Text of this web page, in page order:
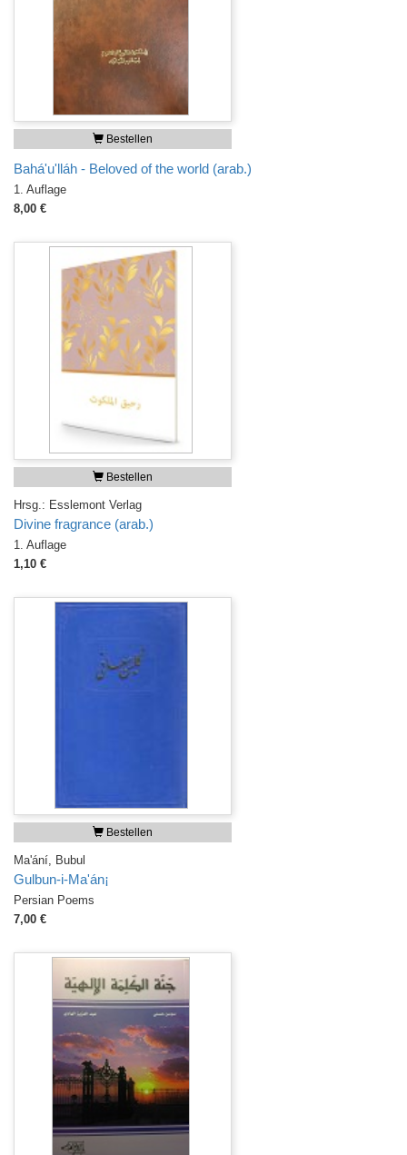
Bestellen
Bahá'u'lláh - Beloved of the world (arab.)
1. Auflage
8,00 €
Bestellen
Hrsg.: Esslemont Verlag
Divine fragrance (arab.)
1. Auflage
1,10 €
Bestellen
Ma'ání, Bubul
Gulbun-i-Ma'án¡
Persian Poems
7,00 €